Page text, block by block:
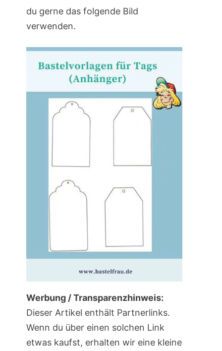
du gerne das folgende Bild
verwenden.
Werbung / Transparenzhinweis:
Dieser Artikel enthält Partnerlinks.
Wenn du über einen solchen Link
etwas kaufst, erhalten wir eine kleine